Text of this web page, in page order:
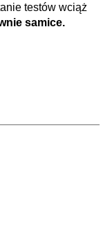
testów wciąż
samice.